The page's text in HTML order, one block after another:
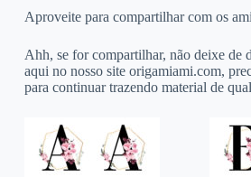
Aproveite para compartilhar com os
Ahh, se for compartilhar, não deixe de
aqui no nosso site origamiami.com,
para continuar trazendo material de